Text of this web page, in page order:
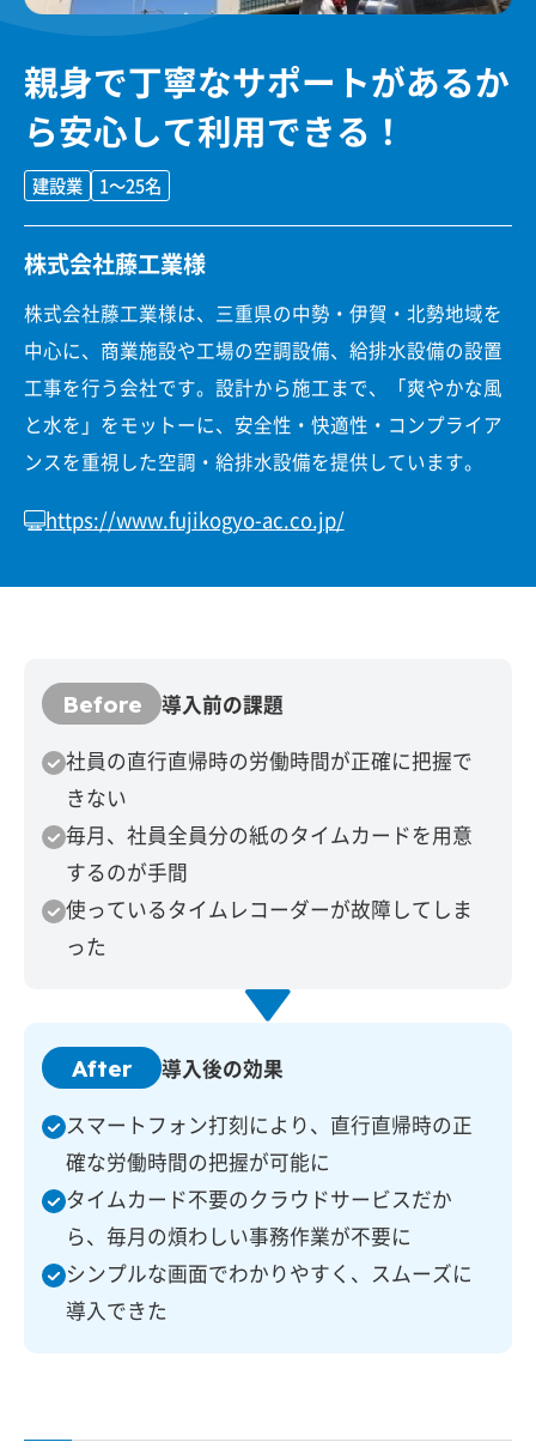
親身で丁寧なサポートがあるか
ら安心して利用できる！
建設業 1〜25名
株式会社藤工業様
株式会社藤工業様は、三重県の中勢・伊賀・北勢地域を
中心に、商業施設や工場の空調設備、給排水設備の設置
工事を行う会社です。設計から施工まで、「爽やかな風
と水を」をモットーに、安全性・快適性・コンプライア
ンスを重視した空調・給排水設備を提供しています。
https://www.fujikogyo-ac.co.jp/
Before
導入前の課題
社員の直行直帰時の労働時間が正確に把握で
きない
毎月、社員全員分の紙のタイムカードを用意
するのが手間
使っているタイムレコーダーが故障してしま
った
After
導入後の効果
スマートフォン打刻により、直行直帰時の正
確な労働時間の把握が可能に
タイムカード不要のクラウドサービスだか
ら、毎月の煩わしい事務作業が不要に
シンプルな画面でわかりやすく、スムーズに
導入できた